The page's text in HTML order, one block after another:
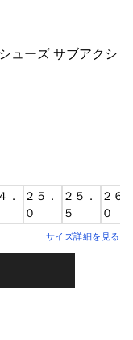
ューズ サブアクシ
．
２５．
０
２５．
５
２６
０
サイズ詳細を見る